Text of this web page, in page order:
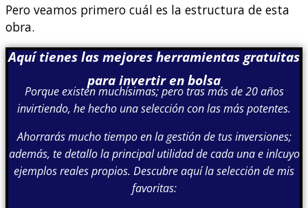
Pero veamos primero cuál es la estructura de esta
obra.
Aquí tienes las mejores herramientas gratuitas
para invertir en bolsa
Porque existen muchísimas; pero tras más de 20 años
invirtiendo, he hecho una selección con las más potentes.
Ahorrarás mucho tiempo en la gestión de tus inversiones;
además, te detallo la principal utilidad de cada una e inlcuyo
ejemplos reales propios. Descubre aquí la selección de mis
favoritas: